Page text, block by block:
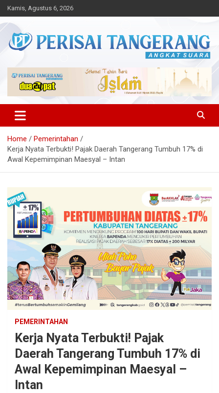
Skip
to
content
Kamis, Agustus 6, 2026
Perisai Tangerang – Angkat
Suara
Home
Pemerintahan
Kerja Nyata Terbukti! Pajak Daerah Tangerang Tumbuh 17% di
Awal Kepemimpinan Maesyal – Intan
PEMERINTAHAN
Kerja Nyata Terbukti! Pajak
Daerah Tangerang Tumbuh 17% di
Awal Kepemimpinan Maesyal –
Intan